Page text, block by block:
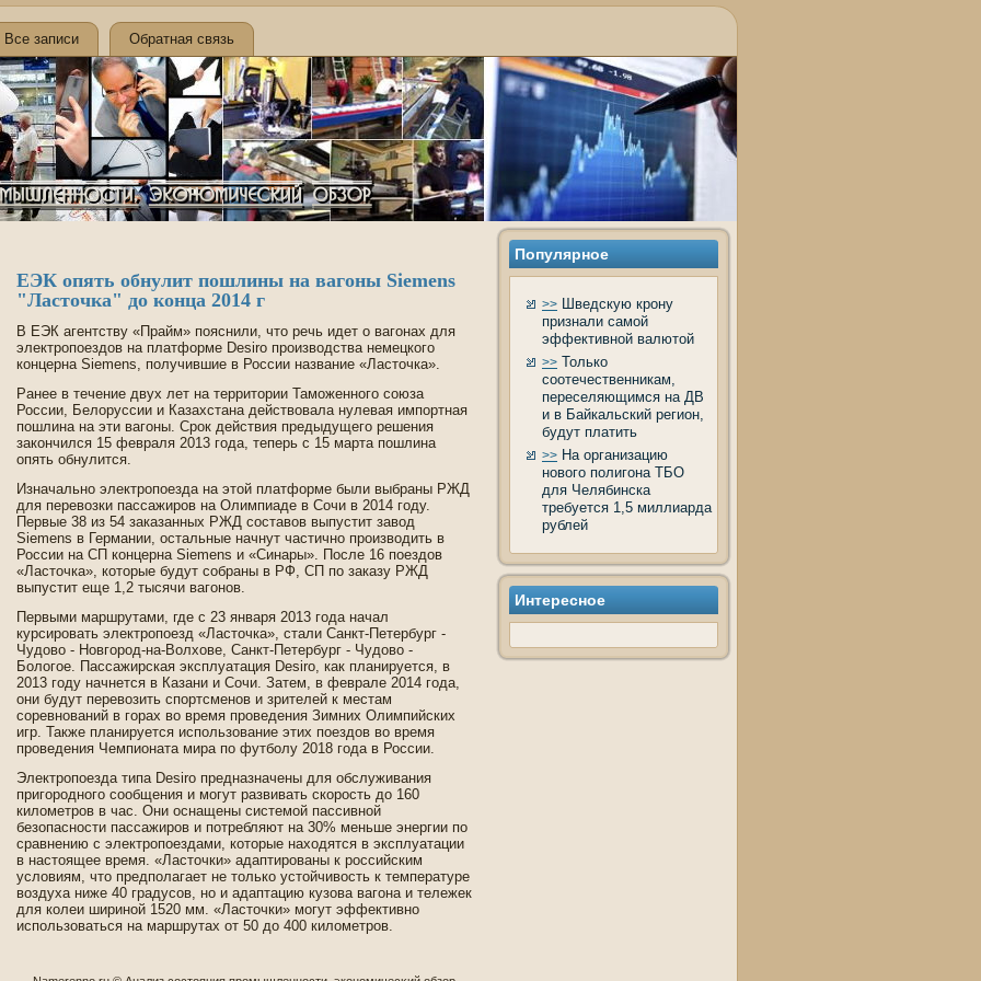
Все записи Обратная связь
ЕЭК опять обнулит пошлины на вагоны Siemens
"Ласточка" до конца 2014 г
В ЕЭК агентству «Прайм» пояснили, что речь иде­т о вагонах для
электропоездов на платформе Desiro производства немецкого
концерна Siemens, получившие в России название «Ласточка».
Ранее в течение двух лет на территории Таможенного союза
России, Белоруссии и Казахстана де­йствовала нулевая импортная
пошлина на эти вагоны. Срок де­йствия предыдущего решения
закончился 15 февраля 2013 года, теперь с 15 марта пошлина
опять обнулится.
Изначально электропоезда на этой платформе были выбраны РЖД
для перевозки пассажиров на Олимпиаде­ в Сочи в 2014 году.
Первые 38 из 54 заказанных РЖД составов выпустит завод
Siemens в Германии, остальные начнут частично производить в
России на СП концерна Siemens и «Синары». После 16 поездов
«Ласточка», которые будут собраны в РФ, СП по заказу РЖД
выпустит еще 1,2 тысячи вагонов.
Первыми маршрутами, где­ с 23 января 2013 года начал
курсировать электропоезд «Ласточка», стали Санкт-Петербург -
Чудово - Новгород-на-Волхове­, Санкт-Петербург - Чудово -
Бологое. Пассажирская эксплуатация Desiro, как планируется, в
2013 году начнется в Казани и Сочи. Затем, в феврале 2014 года,
они будут перевозить спортсменов и зрителей к местам
соревнований в горах во время прове­де­ния Зимних Олимпийских
игр. Также планируется использование этих поездов во время
прове­де­ния Чемпионата мира по футболу 2018 года в России.
Электропоезда типа Desiro предназначены для обслуживания
пригородного сообщения и могут развивать скорость до 160
километров в час. Они оснащены системой пассивной
безопасности пассажиров и потребляют на 30% меньше энергии по
сравнению с электропоездами, которые находятся в эксплуатации
в настоящее время. «Ласточки» адаптированы к российским
условиям, что предполагает не только устойчивость к температуре
воздуха ниже 40 градусов, но и адаптацию кузова вагона и тележек
для колеи шириной 1520 мм. «Ласточки» могут эффективно
использоваться на маршрутах от 50 до 400 километров.
Популярное
>> Шведскую крону
признали самой
эффективной валютой
>> Только
соотечественникам,
переселяющимся на ДВ
и в Байкальский регион,
будут платить
>> На организацию
нового полигона ТБО
для Челябинска
требуется 1,5 миллиарда
рублей
Интересное